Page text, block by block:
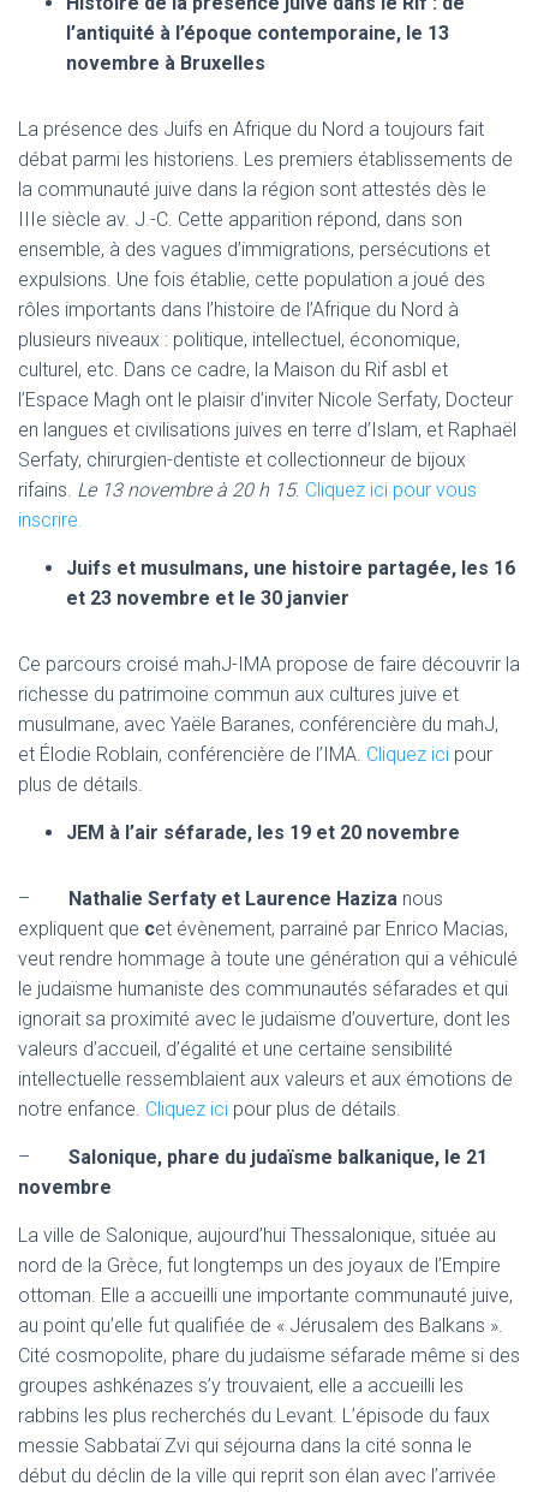
l’antiquité à l’époque contemporaine, le 13
novembre à Bruxelles
La présence des Juifs en Afrique du Nord a toujours fait
débat parmi les historiens. Les premiers établissements de
la communauté juive dans la région sont attestés dès le
IIIe siècle av. J.-C. Cette apparition répond, dans son
ensemble, à des vagues d’immigrations, persécutions et
expulsions. Une fois établie, cette population a joué des
rôles importants dans l’histoire de l’Afrique du Nord à
plusieurs niveaux : politique, intellectuel, économique,
culturel, etc. Dans ce cadre, la Maison du Rif asbl et
l’Espace Magh ont le plaisir d’inviter Nicole Serfaty, Docteur
en langues et civilisations juives en terre d’Islam, et Raphaël
Serfaty, chirurgien-dentiste et collectionneur de bijoux
rifains. Le 13 novembre à 20 h 15. Cliquez ici pour vous
inscrire.
Juifs et musulmans, une histoire partagée, les 16
et 23 novembre et le 30 janvier
Ce parcours croisé mahJ-IMA propose de faire découvrir la
richesse du patrimoine commun aux cultures juive et
musulmane, avec Yaële Baranes, conférencière du mahJ,
et Élodie Roblain, conférencière de l’IMA. Cliquez ici pour
plus de détails.
JEM à l’air séfarade, les 19 et 20 novembre
– Nathalie Serfaty et Laurence Haziza nous
expliquent que cet évènement, parrainé par Enrico Macias,
veut rendre hommage à toute une génération qui a véhiculé
le judaïsme humaniste des communautés séfarades et qui
ignorait sa proximité avec le judaïsme d’ouverture, dont les
valeurs d’accueil, d’égalité et une certaine sensibilité
intellectuelle ressemblaient aux valeurs et aux émotions de
notre enfance. Cliquez ici pour plus de détails.
– Salonique, phare du judaïsme balkanique, le 21
novembre
La ville de Salonique, aujourd’hui Thessalonique, située au
nord de la Grèce, fut longtemps un des joyaux de l’Empire
ottoman. Elle a accueilli une importante communauté juive,
au point qu’elle fut qualifiée de « Jérusalem des Balkans ».
Cité cosmopolite, phare du judaïsme séfarade même si des
groupes ashkénazes s’y trouvaient, elle a accueilli les
rabbins les plus recherchés du Levant. L’épisode du faux
messie Sabbataï Zvi qui séjourna dans la cité sonna le
début du déclin de la ville qui reprit son élan avec l’arrivée